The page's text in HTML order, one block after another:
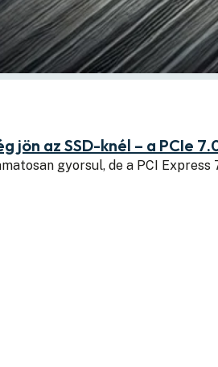
jön az SSD-knél – a PCIe
gyorsul, de a PCI Express